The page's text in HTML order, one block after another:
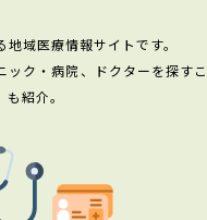
域医療情報サイトです。
ク・病院、ドクターを探すこ
紹介。